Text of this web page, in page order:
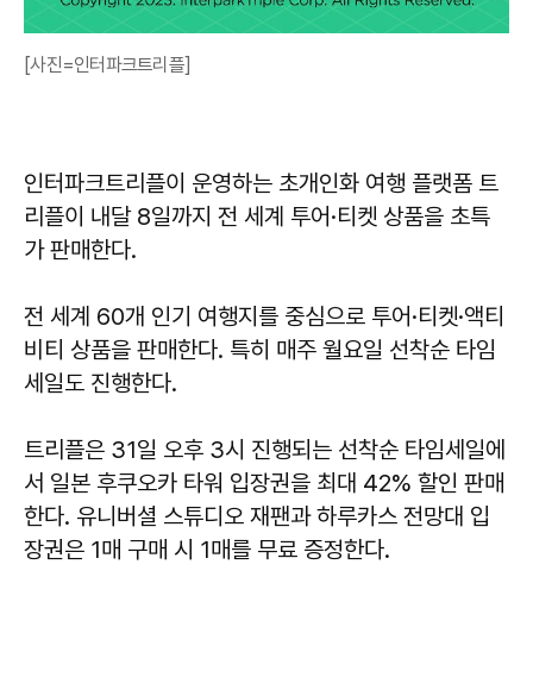
[사진=인터파크트리플]
인터파크트리플이 운영하는 초개인화 여행 플랫폼 트
리플이 내달 8일까지 전 세계 투어·티켓 상품을 초특
가 판매한다.
전 세계 60개 인기 여행지를 중심으로 투어·티켓·액티
비티 상품을 판매한다. 특히 매주 월요일 선착순 타임
세일도 진행한다.
트리플은 31일 오후 3시 진행되는 선착순 타임세일에
서 일본 후쿠오카 타워 입장권을 최대 42% 할인 판매
한다. 유니버셜 스튜디오 재팬과 하루카스 전망대 입
장권은 1매 구매 시 1매를 무료 증정한다.